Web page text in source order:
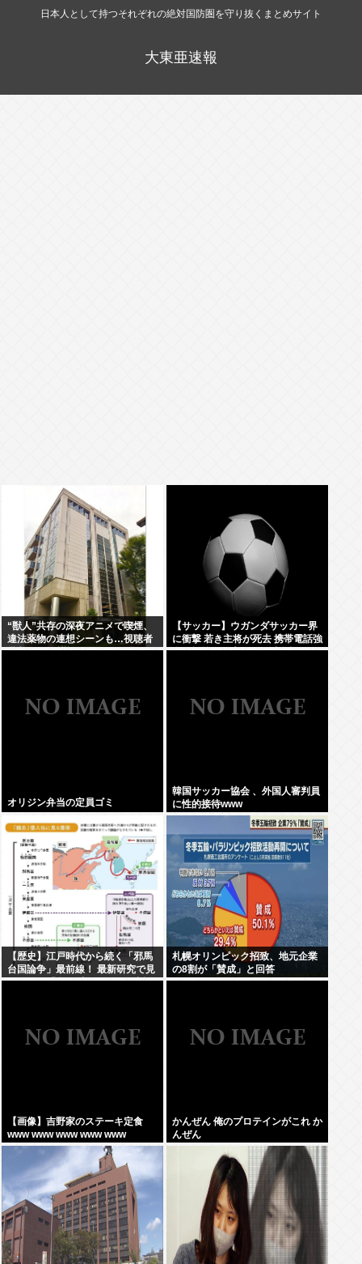
日本人として持つそれぞれの絶対国防圏を守り抜くまとめサイト
大東亜速報
“獣人”共存の深夜アニメで喫煙、
違法薬物の連想シーンも…視聴者
批判でBPO議論
【サッカー】ウガンダサッカー界
に衝撃 若き主将が死去 携帯電話強
盗に抵抗した末に石で滅多打ち…
オリジン弁当の定員ゴミ
韓国サッカー協会 、外国人審判員
に性的接待www
【歴史】江戸時代から続く「邪馬
台国論争」最前線！ 最新研究で見
えてきた「卑弥呼の国」の有力説
札幌オリンピック招致、地元企業
の8割が「賛成」と回答
【画像】吉野家のステーキ定食
www www www www www
かんぜん 俺のプロテインがこれ か
んぜん